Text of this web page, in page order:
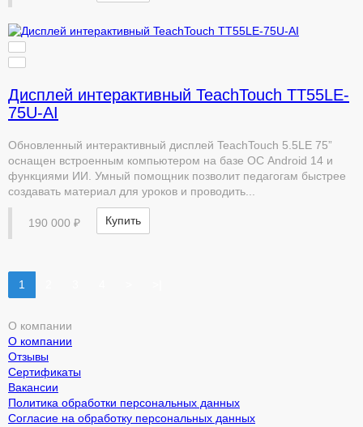
Дисплей интерактивный TeachTouch TT55LE-
75U-AI
Обновленный интерактивный дисплей TeachTouch 5.5LE 75”
оснащен встроенным компьютером на базе ОС Android 14 и
функциями ИИ. Умный помощник позволит педагогам быстрее
создавать материал для уроков и проводить...
190 000 ₽ Купить
1
О компании
О компании
Отзывы
Сертификаты
Вакансии
Политика обработки персональных данных
Согласие на обработку персональных данных